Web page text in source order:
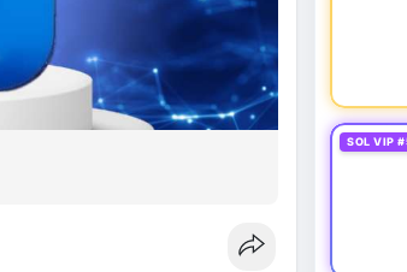
SOL VIP